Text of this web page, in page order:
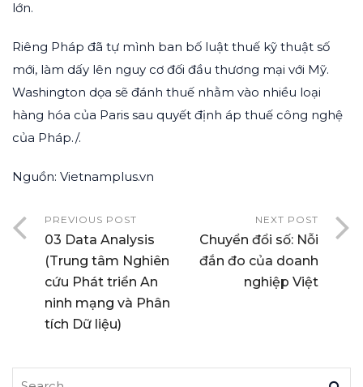
lớn.
Riêng Pháp đã tự mình ban bố luật thuế kỹ thuật số
mới, làm dấy lên nguy cơ đối đầu thương mại với Mỹ.
Washington dọa sẽ đánh thuế nhằm vào nhiều loại
hàng hóa của Paris sau quyết định áp thuế công nghệ
của Pháp./.
Nguồn: Vietnamplus.vn
PREVIOUS POST
03 Data Analysis
(Trung tâm Nghiên
cứu Phát triển An
ninh mạng và Phân
tích Dữ liệu)
NEXT POST
Chuyển đổi số: Nỗi
đắn đo của doanh
nghiệp Việt